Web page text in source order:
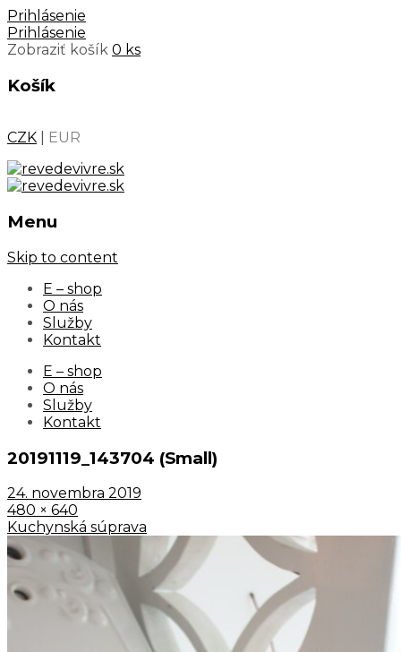
Prihlásenie
Prihlásenie
Zobraziť košík 0 ks
Košík
CZK EUR
Menu
Skip to content
E – shop
O nás
Služby
Kontakt
E – shop
O nás
Služby
Kontakt
20191119_143704 (Small)
24. novembra 2019
480 × 640
Kuchynská súprava